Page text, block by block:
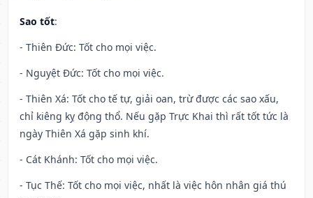
Sao tốt:
- Thiên Đức: Tốt cho mọi việc.
- Nguyệt Đức: Tốt cho mọi việc.
- Thiên Xá: Tốt cho tế tự, giải oan, trừ được các sao xấu,
chỉ kiêng kỵ động thổ. Nếu gặp Trực Khai thì rất tốt tức là
ngày Thiên Xá gặp sinh khí.
- Cát Khánh: Tốt cho mọi việc.
- Tục Thế: Tốt cho mọi việc, nhất là việc hôn nhân giá thú